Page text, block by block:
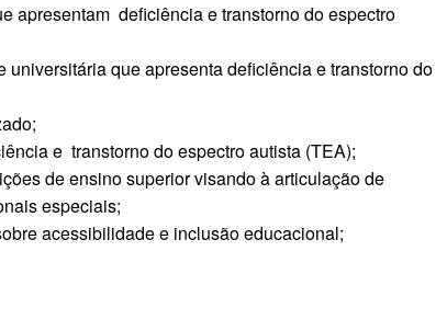
apresentam deficiência e transtorno do espectro
que apresenta deficiência e transtorno do
e transtorno do espectro autista (TEA);
de ensino superior visando à articulação de
especiais;
acessibilidade e inclusão educacional;